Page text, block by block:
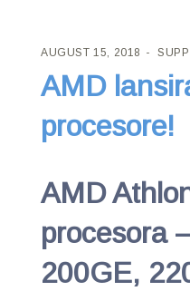
AUGUST 15, 2018
AMD
procesore!
AMD
procesora
200GE,